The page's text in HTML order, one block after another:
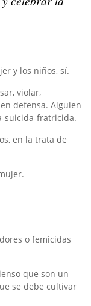
y los niños, sí.
violar,
defensa. Alguien
suicida-fratricida.
en la trata de
o femicidas
que son un
se debe cultivar